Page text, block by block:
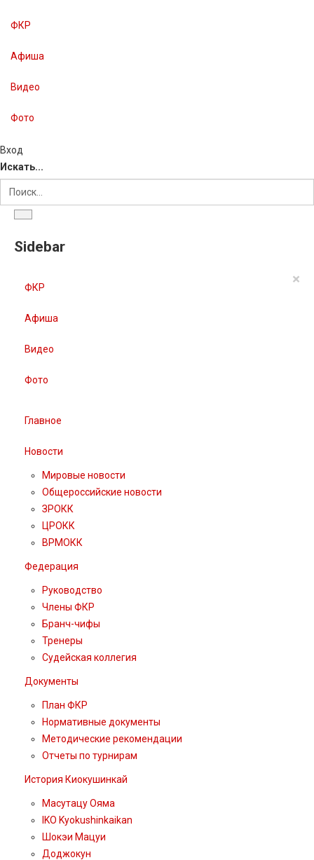
ФКР
Афиша
Видео
Фото
Вход
Искать...
Sidebar
×
ФКР
Афиша
Видео
Фото
Главное
Новости
Мировые новости
Общероссийские новости
ЗРОКК
ЦРОКК
ВРМОКК
Федерация
Руководство
Члены ФКР
Бранч-чифы
Тренеры
Судейская коллегия
Документы
План ФКР
Нормативные документы
Методические рекомендации
Отчеты по турнирам
История Киокушинкай
Масутацу Ояма
IKO Kyokushinkaikan
Шокэи Мацуи
Доджокун